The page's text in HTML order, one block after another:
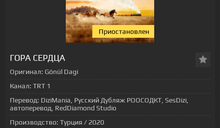
Приостановлен
ГОРА СЕРДЦА
Оригинал: Gönül Dagi
Канал: TRT 1
Перевод: DiziMania, Русский Дубляж РООСОДКТ, SesDizi,
автоперевод, RedDiamond Studio
Производство: Турция / 2020